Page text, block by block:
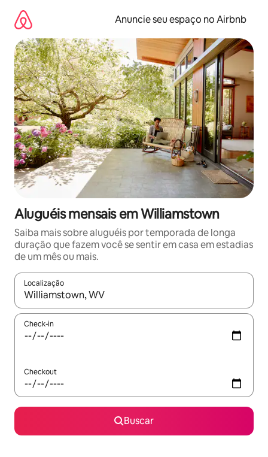
para
conteúdo
Anuncie seu espaço no Airbnb
Aluguéis mensais em Williamstown
Saiba mais sobre aluguéis por temporada de longa
duração que fazem você se sentir em casa em estadias
de um mês ou mais.
Localização
Quando os resultados estiverem disponíveis, explore-os
Check-in
Checkout
Buscar